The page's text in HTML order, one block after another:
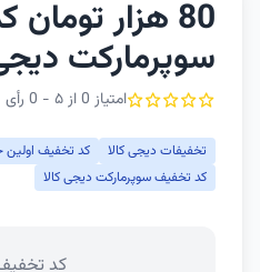
80 هزار
سوپرمارکت
امتیاز 0 از ۵ - 0 رأی
تخفیفات دیجی کالا
کد تخفیف اولین
کد تخفیف سوپرمارکت دیجی کالا
کد